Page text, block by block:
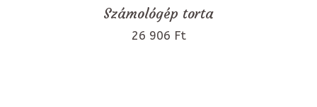
Számológép torta
26 906 Ft